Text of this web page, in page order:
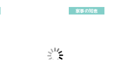
家事の知恵